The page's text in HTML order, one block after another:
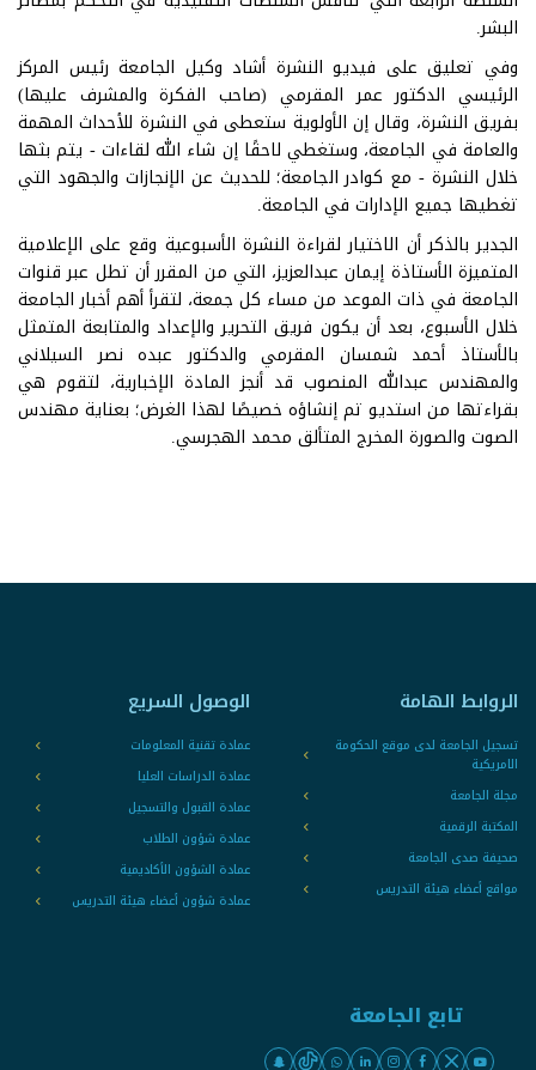
البشر.
وفي تعليق على فيديو النشرة أشاد وكيل الجامعة رئيس المركز
الرئيسي الدكتور عمر المقرمي (صاحب الفكرة والمشرف عليها)
بفريق النشرة، وقال إن الأولوية ستعطى في النشرة للأحداث المهمة
والعامة في الجامعة، وستغطي لاحقًا إن شاء الله لقاءات - يتم بثها
خلال النشرة - مع كوادر الجامعة؛ للحديث عن الإنجازات والجهود التي
تغطيها جميع الإدارات في الجامعة.
الجدير بالذكر أن الاختيار لقراءة النشرة الأسبوعية وقع على الإعلامية
المتميزة الأستاذة إيمان عبدالعزيز، التي من المقرر أن تطل عبر قنوات
الجامعة في ذات الموعد من مساء كل جمعة، لتقرأ أهم أخبار الجامعة
خلال الأسبوع، بعد أن يكون فريق التحرير والإعداد والمتابعة المتمثل
بالأستاذ أحمد شمسان المقرمي والدكتور عبده نصر السيلاني
والمهندس عبدالله المنصوب قد أنجز المادة الإخبارية، لتقوم هي
بقراءتها من استديو تم إنشاؤه خصيصًا لهذا الغرض؛ بعناية مهندس
الصوت والصورة المخرج المتألق محمد الهجرسي.
الروابط الهامة
تسجيل الجامعة لدى موقع الحكومة
الامريكية
مجلة الجامعة
المكتبة الرقمية
صحيفة صدى الجامعة
مواقع أعضاء هيئة التدريس
الوصول السريع
عمادة تقنية المعلومات
عمادة الدراسات العليا
عمادة القبول والتسجيل
عمادة شؤون الطلاب
عمادة الشؤون الأكاديمية
عمادة شؤون أعضاء هيئة التدريس
تابع الجامعة